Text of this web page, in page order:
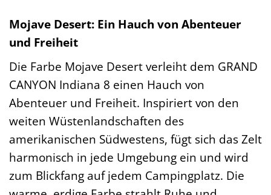
Mojave Desert: Ein Hauch von Abenteuer
und Freiheit
Die Farbe Mojave Desert verleiht dem GRAND
CANYON Indiana 8 einen Hauch von
Abenteuer und Freiheit. Inspiriert von den
weiten Wüstenlandschaften des
amerikanischen Südwestens, fügt sich das Zelt
harmonisch in jede Umgebung ein und wird
zum Blickfang auf jedem Campingplatz. Die